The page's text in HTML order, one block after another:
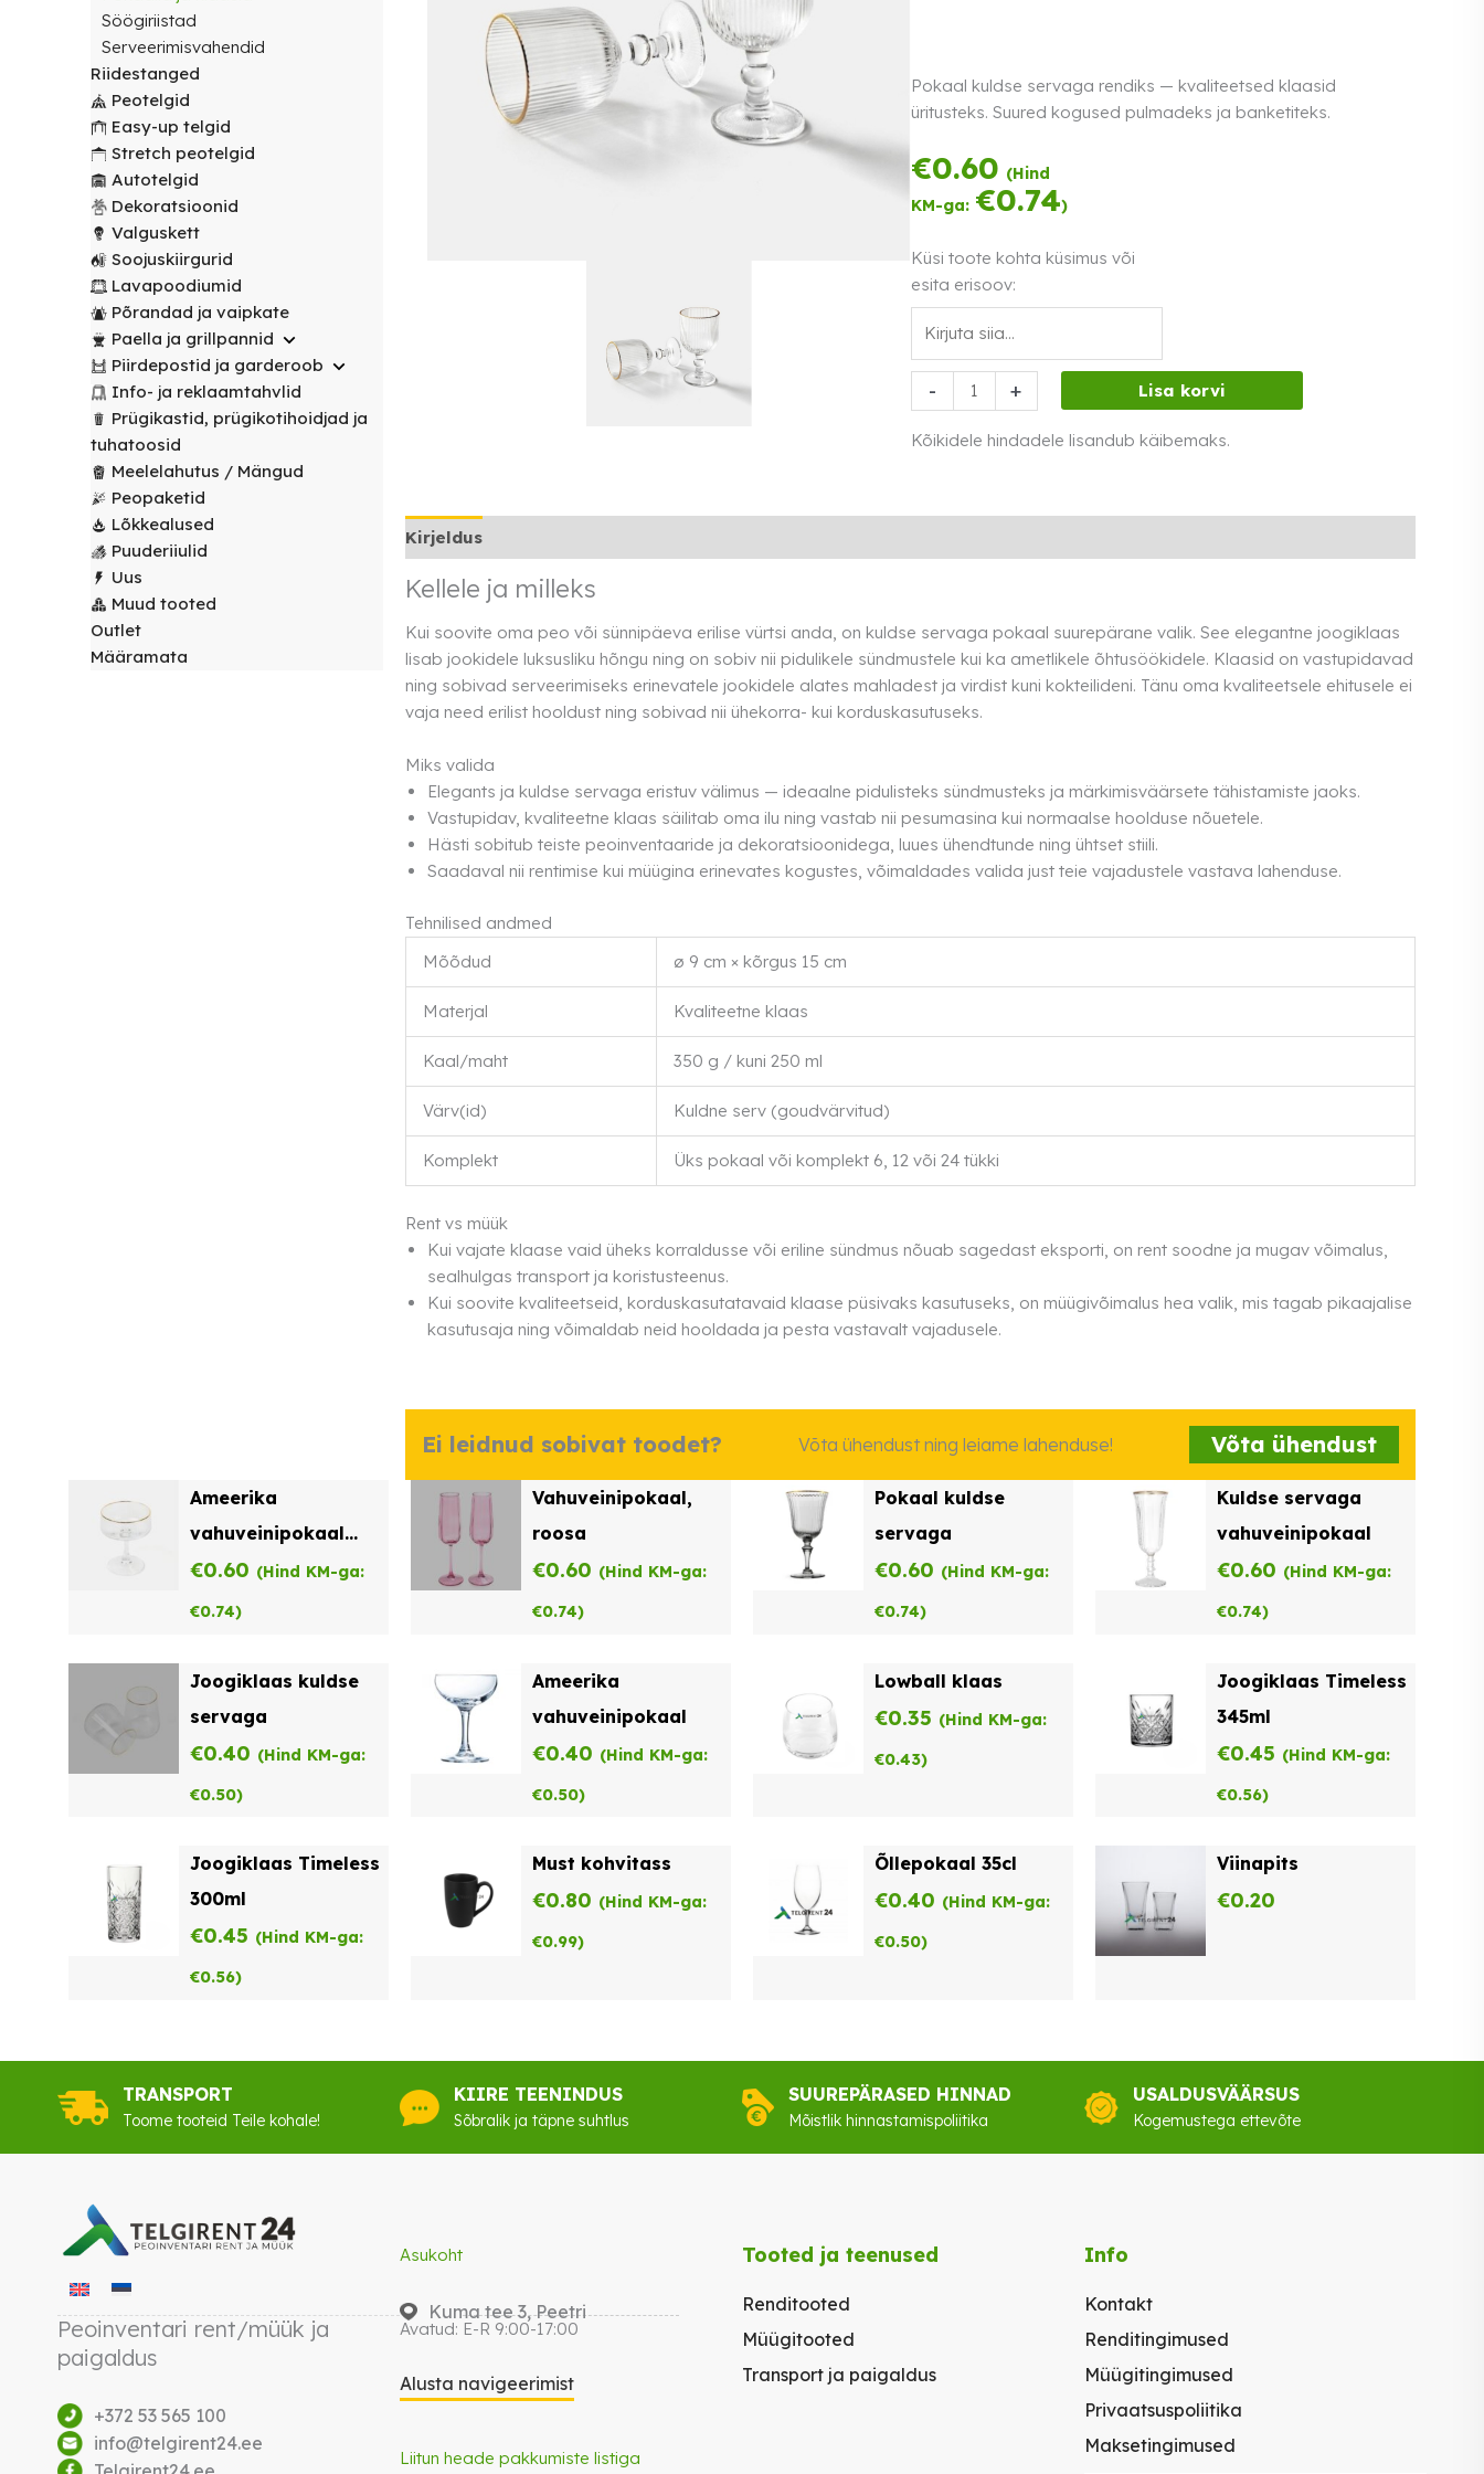
Peomööbel
Laudlinad
toolikatted
Ümmargused
laudlinad
Kandilised
Toolikatted
Servjetid ja
kaunistused
Valgustus
Valguskett POPULAARNE
Lauanõud
Lavapoodiumid
Mängud ja
meelelahutus
Muud
renditooted
Peopaketid
Prügikastid
lähemalt
Peomööbel
transpordikärud
Laudlinad
toolikatted
Ümmargused
laudlinad
Kandilised
Toolikatted
Prügikastid
Riidestanged
Meelelahutus
PuuderiiulidSöögiriistad
Serveerimisvahendid
Riidestanged
Peotelgid
Easy-up telgid
Stretch peotelgid
Autotelgid
Dekoratsioonid
Valguskett
Soojuskiirgurid
Lavapoodiumid
Põrandad ja vaipkate
Paella ja grillpannid
Piirdepostid ja garderoob
Info- ja reklaamtahvlid
Prügikastid, prügikotihoidjad ja
tuhatoosid
Meelelahutus / Mängud
Peopaketid
Lõkkealused
Puuderiiulid
Uus
Muud tooted
Outlet
Määramata
Pokaal kuldse servaga rendiks — kvaliteetsed klaasid
üritusteks. Suured kogused pulmadeks ja banketiteks.
€0.60 (Hind
KM-ga: €0.74)
Küsi toote kohta küsimus või
esita erisoov:
-
kuldse
servaga
+ Lisa korvi
Kõikidele hindadele lisandub käibemaks.
Kirjeldus
Kellele ja milleks
Kui soovite oma peo või sünnipäeva erilise vürtsi anda, on kuldse servaga pokaal suurepärane valik. See elegantne joogiklaas
lisab jookidele luksusliku hõngu ning on sobiv nii pidulikele sündmustele kui ka ametlikele õhtusöökidele. Klaasid on vastupidavad
ning sobivad serveerimiseks erinevatele jookidele alates mahladest ja virdist kuni kokteilideni. Tänu oma kvaliteetsele ehitusele ei
vaja need erilist hooldust ning sobivad nii ühekorra- kui korduskasutuseks.
Miks valida
Elegants ja kuldse servaga eristuv välimus — ideaalne pidulisteks sündmusteks ja märkimisväärsete tähistamiste jaoks.
Vastupidav, kvaliteetne klaas säilitab oma ilu ning vastab nii pesumasina kui normaalse hoolduse nõuetele.
Hästi sobitub teiste peoinventaaride ja dekoratsioonidega, luues ühendtunde ning ühtset stiili.
Saadaval nii rentimise kui müügina erinevates kogustes, võimaldades valida just teie vajadustele vastava lahenduse.
Tehnilised andmed
Mõõdud
ø 9 cm × kõrgus 15 cm
Materjal Kvaliteetne klaas
Kaal/maht 350 g / kuni 250 ml
Värv(id) Kuldne serv (goudvärvitud)
Komplekt Üks pokaal või komplekt 6, 12 või 24 tükki
Rent vs müük
Kui vajate klaase vaid üheks korraldusse või eriline sündmus nõuab sagedast eksporti, on rent soodne ja mugav võimalus,
sealhulgas transport ja koristusteenus.
Kui soovite kvaliteetseid, korduskasutatavaid klaase püsivaks kasutuseks, on müügivõimalus hea valik, mis tagab pikaajalise
kasutusaja ning võimaldab neid hooldada ja pesta vastavalt vajadusele.
Ei leidnud sobivat toodet? Võta ühendust ning leiame lahenduse! Võta ühendust
Ameerika
vahuveinipokaal
kuldse servaga
€0.60 (Hind KM-ga:
€0.74)
Vahuveinipokaal,
roosa
€0.60 (Hind KM-ga:
€0.74)
Pokaal kuldse
servaga
€0.60 (Hind KM-ga:
€0.74)
Kuldse servaga
vahuveinipokaal
€0.60 (Hind KM-ga:
€0.74)
Joogiklaas kuldse
servaga
€0.40 (Hind KM-ga:
€0.50)
Ameerika
vahuveinipokaal
€0.40 (Hind KM-ga:
€0.50)
Lowball klaas
€0.35 (Hind KM-ga:
€0.43)
Joogiklaas Timeless
345ml
€0.45 (Hind KM-ga:
€0.56)
Joogiklaas Timeless
300ml
€0.45 (Hind KM-ga:
€0.56)
Must kohvitass
€0.80 (Hind KM-ga:
€0.99)
Õllepokaal 35cl
€0.40 (Hind KM-ga:
€0.50)
Viinapits
€0.20
TRANSPORT
Toome tooteid Teile kohale!
KIIRE TEENINDUS
Sõbralik ja täpne suhtlus
SUUREPÄRASED HINNAD
Mõistlik hinnastamispoliitika
USALDUSVÄÄRSUS
Kogemustega ettevõte
Peoinventari rent/müük ja
paigaldus
+372 53 565 100
info@telgirent24.ee
Asukoht
Kuma tee 3, Peetri
Avatud: E-R 9:00-17:00
Alusta navigeerimist
Liitun heade pakkumiste listiga
Tooted ja teenused
Renditooted
Müügitooted
Transport ja paigaldus
Info
Kontakt
Renditingimused
Müügitingimused
Privaatsuspoliitika
Maksetingimused